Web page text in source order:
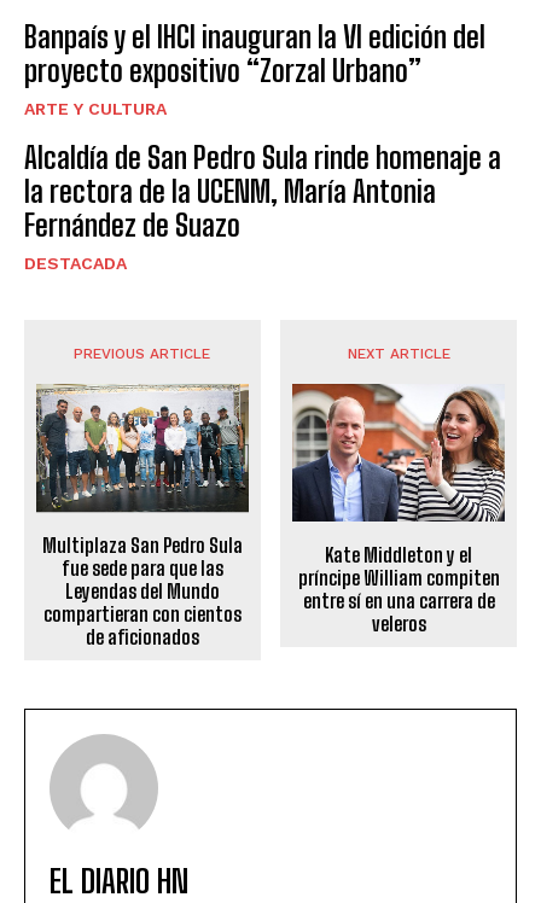
Banpaís y el IHCI inauguran la VI edición del
proyecto expositivo “Zorzal Urbano”
ARTE Y CULTURA
Alcaldía de San Pedro Sula rinde homenaje a
la rectora de la UCENM, María Antonia
Fernández de Suazo
DESTACADA
PREVIOUS ARTICLE
Multiplaza San Pedro Sula
fue sede para que las
Leyendas del Mundo
compartieran con cientos
de aficionados
NEXT ARTICLE
Kate Middleton y el
príncipe William compiten
entre sí en una carrera de
veleros
EL DIARIO HN